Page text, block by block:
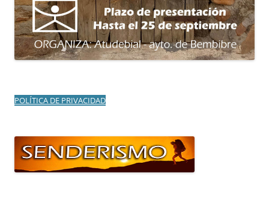
POLÍTICA DE PRIVACIDAD